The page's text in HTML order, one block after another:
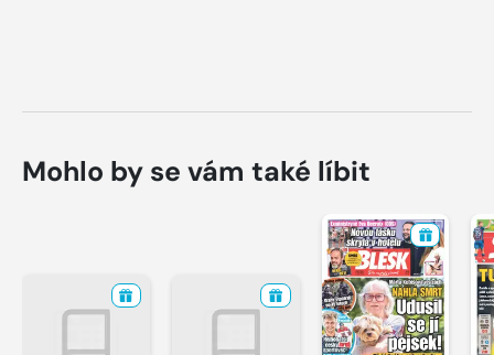
Mohlo by se vám také líbit